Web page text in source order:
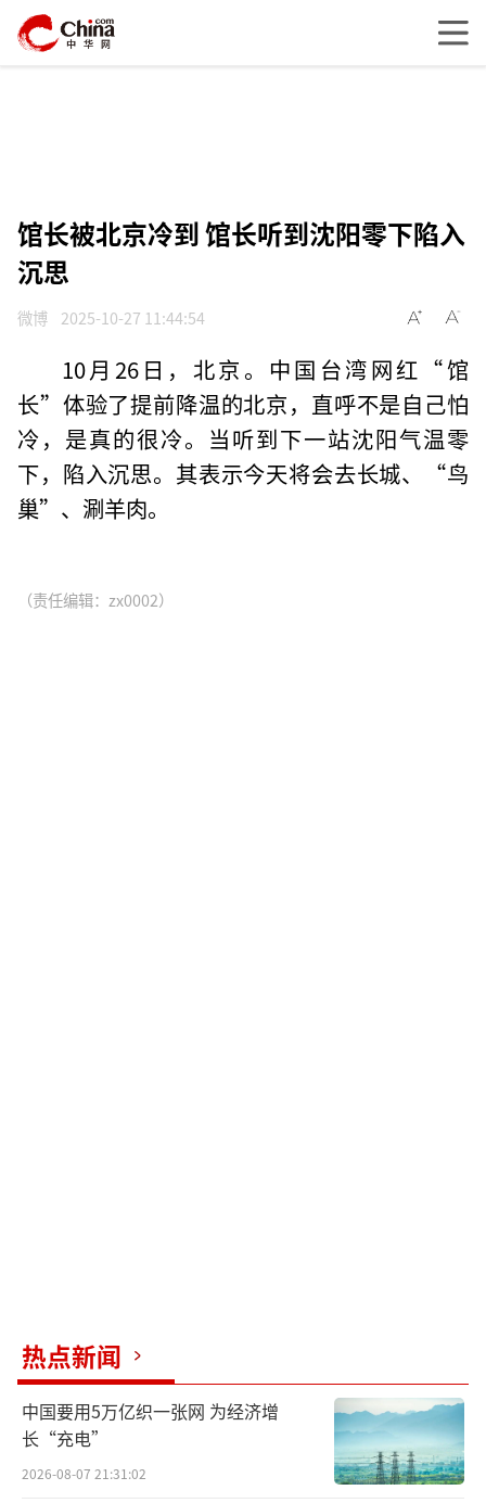
馆长被北京冷到 馆长听到沈阳零下陷入
沉思
微博 2025-10-27 11:44:54
10月26日，北京。中国台湾网红“馆
长”体验了提前降温的北京，直呼不是自己怕
冷，是真的很冷。当听到下一站沈阳气温零
下，陷入沉思。其表示今天将会去长城、“鸟
巢”、涮羊肉。
（责任编辑：zx0002）
热点新闻
中国要用5万亿织一张网 为经济增
长“充电”
2026-08-07 21:31:02